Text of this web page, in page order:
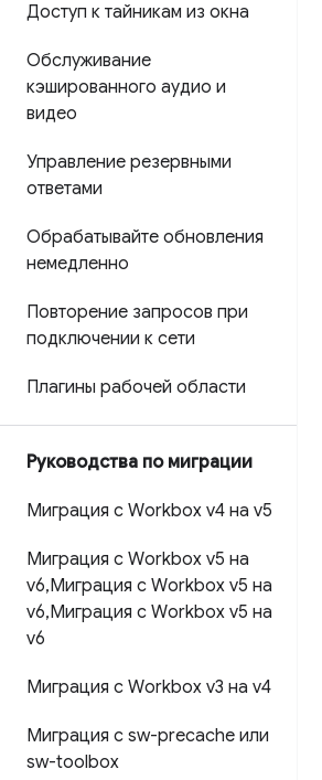
Доступ к тайникам из окна
Обслуживание
кэшированного аудио и
видео
Управление резервными
ответами
Обрабатывайте обновления
немедленно
Повторение запросов при
подключении к сети
Плагины рабочей области
Руководства по миграции
Миграция с Workbox v4 на v5
Миграция с Workbox v5 на
v6,Миграция с Workbox v5 на
v6,Миграция с Workbox v5 на
v6
Миграция с Workbox v3 на v4
Миграция с sw-precache или
sw-toolbox